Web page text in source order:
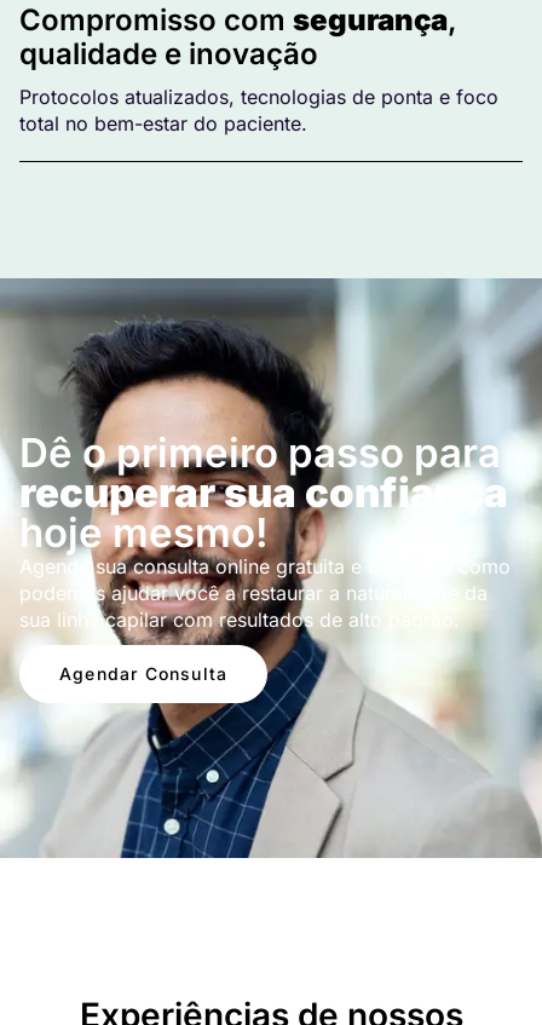
Compromisso com segurança,
qualidade e inovação
Protocolos atualizados, tecnologias de ponta e foco
total no bem-estar do paciente.
Dê o primeiro passo para
recuperar sua confiança
hoje mesmo!
Agende sua consulta online gratuita e descubra como
podemos ajudar você a restaurar a naturalidade da
sua linha capilar com resultados de alto padrão.
Agendar Consulta
Experiências de nossos